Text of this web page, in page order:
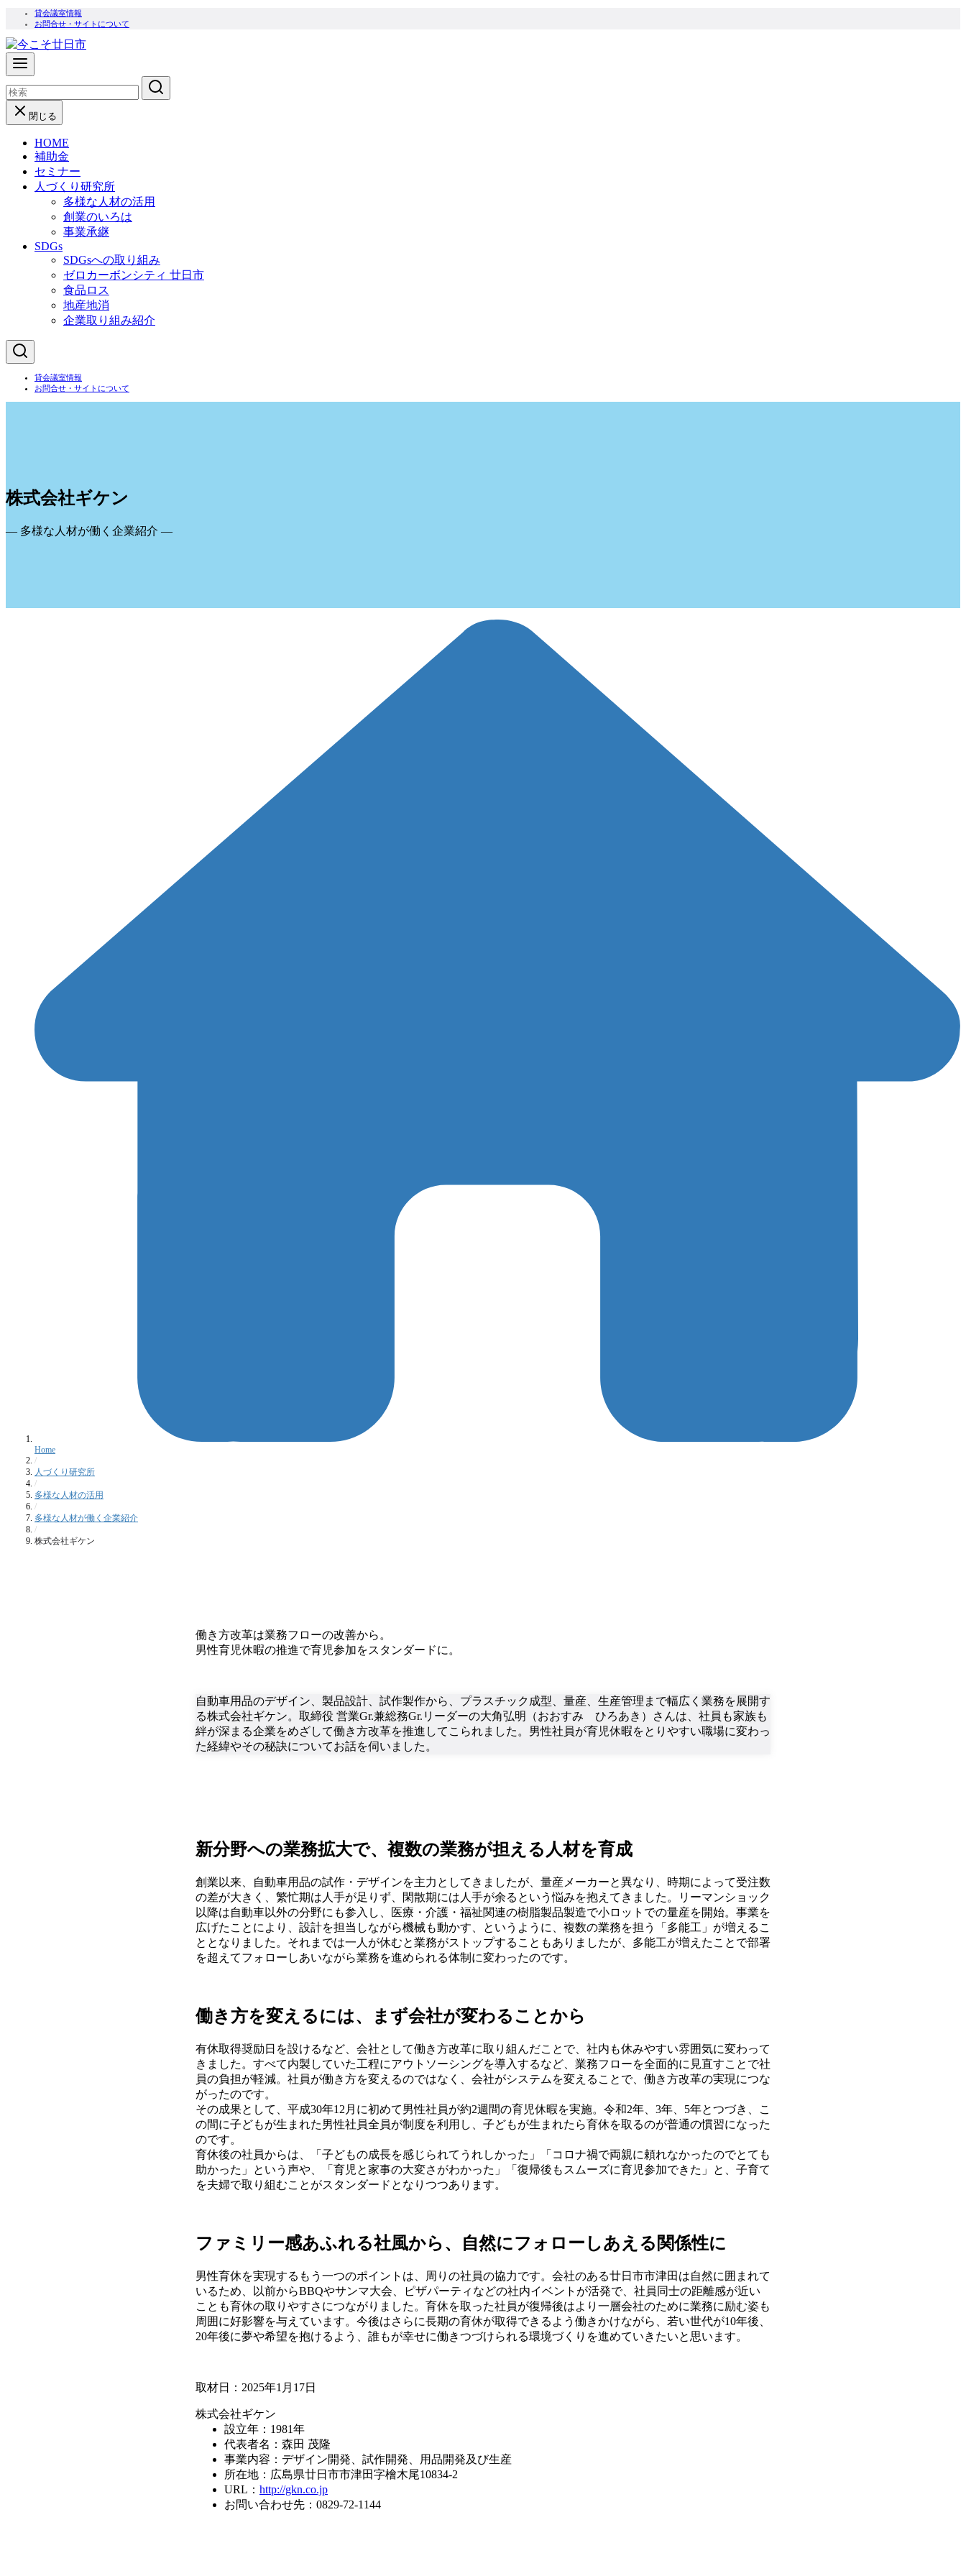
テ
ン
ツ
へ
移
動
貸会議室情報
お問合せ・サイトについて
閉じる
HOME
補助金
セミナー
人づくり研究所
多様な人材の活用
創業のいろは
事業承継
SDGs
SDGsへの取り組み
ゼロカーボンシティ 廿日市
食品ロス
地産地消
企業取り組み紹介
貸会議室情報
お問合せ・サイトについて
株式会社ギケン
― 多様な人材が働く企業紹介 ―
Home
/
人づくり研究所
/
多様な人材の活用
/
多様な人材が働く企業紹介
/
株式会社ギケン
働き方改革は業務フローの改善から。
男性育児休暇の推進で育児参加をスタンダードに。
自動車用品のデザイン、製品設計、試作製作から、プラスチック成型、量産、生産管理まで幅広く業務を展開す
る株式会社ギケン。取締役 営業Gr.兼総務Gr.リーダーの大角弘明（おおすみ ひろあき）さんは、社員も家族も
絆が深まる企業をめざして働き方改革を推進してこられました。男性社員が育児休暇をとりやすい職場に変わっ
た経緯やその秘訣についてお話を伺いました。
新分野への業務拡大で、複数の業務が担える人材を育成
創業以来、自動車用品の試作・デザインを主力としてきましたが、量産メーカーと異なり、時期によって受注数
の差が大きく、繁忙期は人手が足りず、閑散期には人手が余るという悩みを抱えてきました。リーマンショック
以降は自動車以外の分野にも参入し、医療・介護・福祉関連の樹脂製品製造で小ロットでの量産を開始。事業を
広げたことにより、設計を担当しながら機械も動かす、というように、複数の業務を担う「多能工」が増えるこ
ととなりました。それまでは一人が休むと業務がストップすることもありましたが、多能工が増えたことで部署
を超えてフォローしあいながら業務を進められる体制に変わったのです。
働き方を変えるには、まず会社が変わることから
有休取得奨励日を設けるなど、会社として働き方改革に取り組んだことで、社内も休みやすい雰囲気に変わって
きました。すべて内製していた工程にアウトソーシングを導入するなど、業務フローを全面的に見直すことで社
員の負担が軽減。社員が働き方を変えるのではなく、会社がシステムを変えることで、働き方改革の実現につな
がったのです。
その成果として、平成30年12月に初めて男性社員が約2週間の育児休暇を実施。令和2年、3年、5年とつづき、こ
の間に子どもが生まれた男性社員全員が制度を利用し、子どもが生まれたら育休を取るのが普通の慣習になった
のです。
育休後の社員からは、「子どもの成長を感じられてうれしかった」「コロナ禍で両親に頼れなかったのでとても
助かった」という声や、「育児と家事の大変さがわかった」「復帰後もスムーズに育児参加できた」と、子育て
を夫婦で取り組むことがスタンダードとなりつつあります。
ファミリー感あふれる社風から、自然にフォローしあえる関係性に
男性育休を実現するもう一つのポイントは、周りの社員の協力です。会社のある廿日市市津田は自然に囲まれて
いるため、以前からBBQやサンマ大会、ピザパーティなどの社内イベントが活発で、社員同士の距離感が近い
ことも育休の取りやすさにつながりました。育休を取った社員が復帰後はより一層会社のために業務に励む姿も
周囲に好影響を与えています。今後はさらに長期の育休が取得できるよう働きかけながら、若い世代が10年後、
20年後に夢や希望を抱けるよう、誰もが幸せに働きつづけられる環境づくりを進めていきたいと思います。
取材日：2025年1月17日
株式会社ギケン
設立年：1981年
代表者名：森田 茂隆
事業内容：デザイン開発、試作開発、用品開発及び生産
所在地：広島県廿日市市津田字檜木尾10834-2
URL： http://gkn.co.jp
お問い合わせ先：0829-72-1144